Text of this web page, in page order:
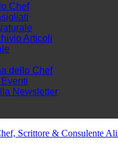
Chef
Articoli
dello Chef
Newsletter